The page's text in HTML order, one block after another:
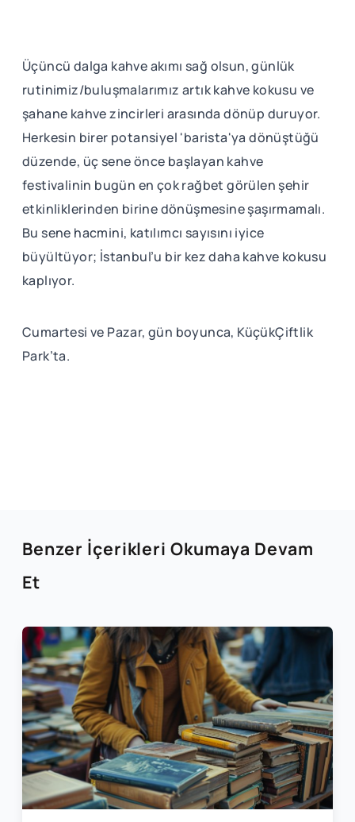
Üçüncü dalga kahve akımı sağ olsun, günlük
rutinimiz/buluşmalarımız artık kahve kokusu ve
şahane kahve zincirleri arasında dönüp duruyor.
Herkesin birer potansiyel 'barista'ya dönüştüğü
düzende, üç sene önce başlayan kahve
festivalinin bugün en çok rağbet görülen şehir
etkinliklerinden birine dönüşmesine şaşırmamalı.
Bu sene hacmini, katılımcı sayısını iyice
büyültüyor; İstanbul’u bir kez daha kahve kokusu
kaplıyor.
Cumartesi ve Pazar, gün boyunca, KüçükÇiftlik
Park’ta.
Benzer İçerikleri Okumaya Devam
Et